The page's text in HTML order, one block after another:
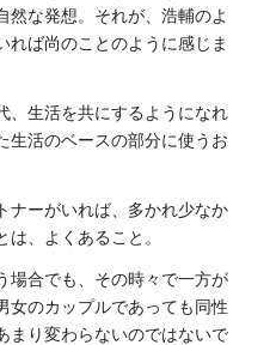
な発想。それが、浩輔のよ
れば尚のことのように感じま
、生活を共にするようになれ
生活のベースの部分に使うお
ナーがいれば、多かれ少なか
、よくあること。
場合でも、その時々で一方が
女のカップルであっても同性
まり変わらないのではないで